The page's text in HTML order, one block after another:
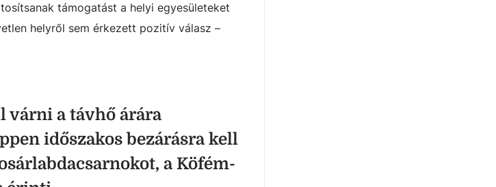
támogatást a helyi egyesületeket
helyről sem érkezett pozitív válasz –
várni a távhő árára
időszakos bezárásra kell
a Köfém-